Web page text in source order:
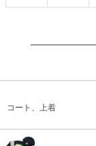
コート、上着